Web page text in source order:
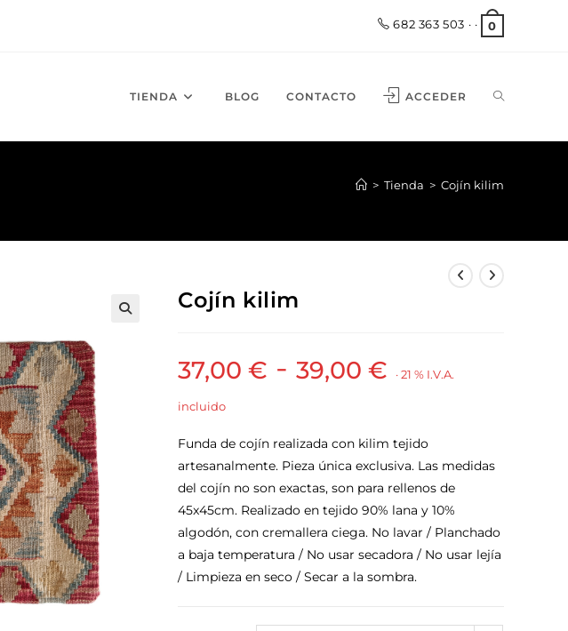
682 363 503 · · 0
TIENDA BLOG CONTACTO ACCEDER
> Tienda > Cojín kilim
Cojín kilim
37,00€ - 39,00€ · 21 % I.V.A.
incluido
Funda de cojín realizada con kilim tejido
artesanalmente. Pieza única exclusiva. Las medidas
del cojín no son exactas, son para rellenos de
45x45cm. Realizado en tejido 90% lana y 10%
algodón, con cremallera ciega. No lavar / Planchado
a baja temperatura / No usar secadora / No usar lejía
/ Limpieza en seco / Secar a la sombra.